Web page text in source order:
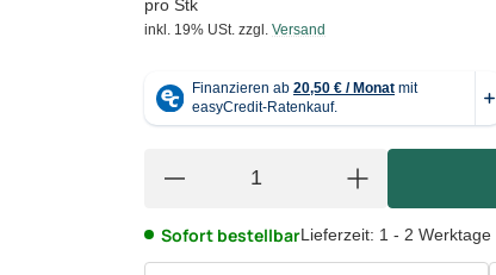
pro Stk
inkl. 19% USt. zzgl. Versand
Sofort bestellbarLieferzeit: 1 - 2 Werktage